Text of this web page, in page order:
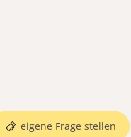
eigene Frage stellen